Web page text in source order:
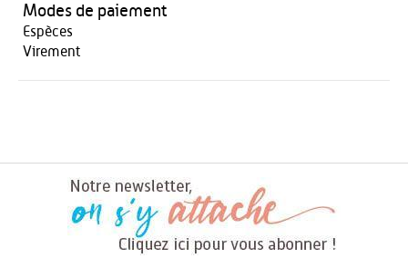
Modes de paiement
Espèces
Virement